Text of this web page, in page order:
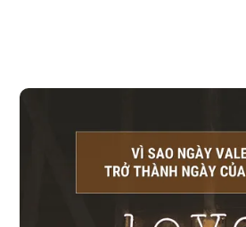
Valentine 2019 - không còn là ngày của chỉ
Điều gì đang xảy ra? Và thương hiệu nào sẽ
đang mở ra và nguy cơ nào sẽ đến? Mạng
Valentine củng đang thay đổi. Có lẽ nào,
rất khác, so với Valentine bạn từng biết?